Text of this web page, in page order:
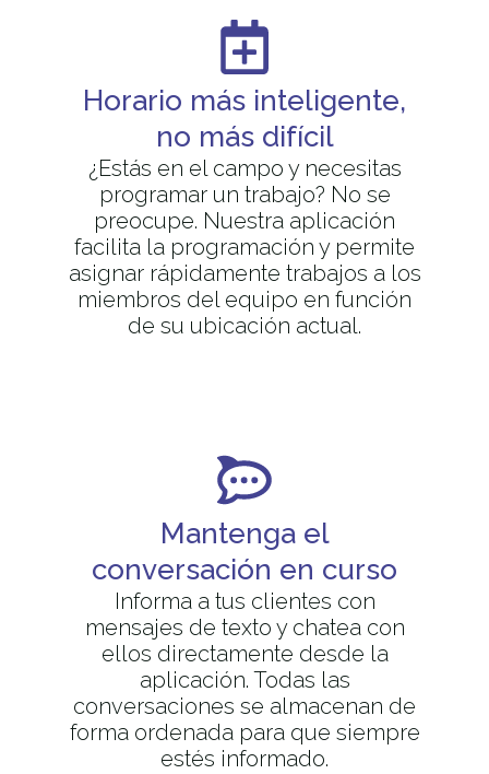
Horario más inteligente,
no más difícil
¿Estás en el campo y necesitas
programar un trabajo? No se
preocupe. Nuestra aplicación
facilita la programación y permite
asignar rápidamente trabajos a los
miembros del equipo en función
de su ubicación actual.
Mantenga el
conversación en curso
Informa a tus clientes con
mensajes de texto y chatea con
ellos directamente desde la
aplicación. Todas las
conversaciones se almacenan de
forma ordenada para que siempre
estés informado.